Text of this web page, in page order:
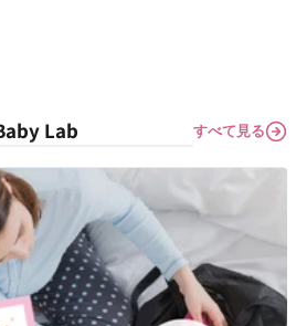
Lab すべて見る